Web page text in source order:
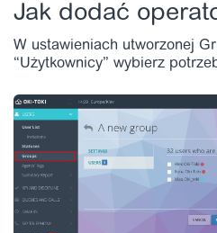
Jak dodać
W ustawieniach utworzonej
“Użytkownicy” wybierz